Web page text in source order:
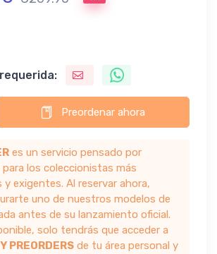
Preordenar ahora
es un servicio pensado por
para los coleccionistas más
y exigentes. Al reservar ahora,
uno de nuestros modelos de
antes de su lanzamiento oficial.
solo tendrás que acceder a
PREORDERS de tu área personal y